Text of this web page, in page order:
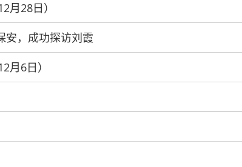
月28日）
安，成功探访刘霞
月6日）